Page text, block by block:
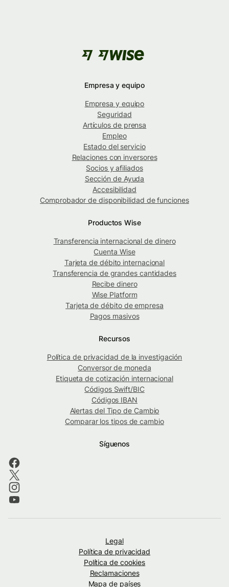
Empresa y equipo
Empresa y equipo
Seguridad
Artículos de prensa
Empleo
Estado del servicio
Relaciones con inversores
Socios y afiliados
Sección de Ayuda
Accesibilidad
Comprobador de disponibilidad de funciones
Productos Wise
Transferencia internacional de dinero
Cuenta Wise
Tarjeta de débito internacional
Transferencia de grandes cantidades
Recibe dinero
Wise Platform
Tarjeta de débito de empresa
Pagos masivos
Recursos
Política de privacidad de la investigación
Conversor de moneda
Etiqueta de cotización internacional
Códigos Swift/BIC
Códigos IBAN
Alertas del Tipo de Cambio
Comparar los tipos de cambio
Síguenos
Legal
Política de privacidad
Política de cookies
Reclamaciones
Mapa de países